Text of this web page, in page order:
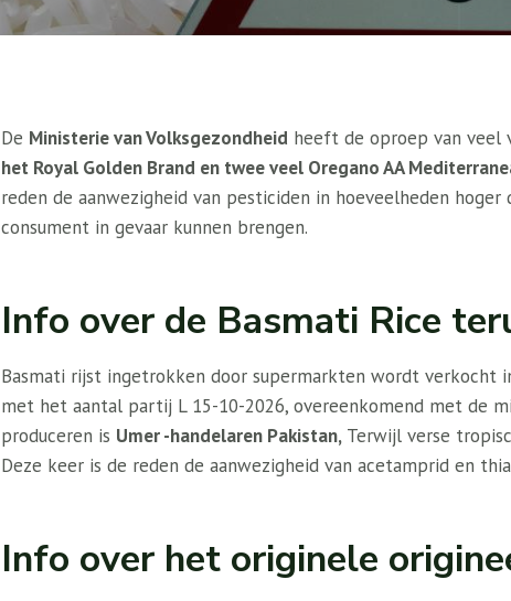
De Ministerie van Volksgezondheid heeft de oproep van veel
het Royal Golden Brand en twee veel Oregano AA
reden de aanwezigheid van pesticiden in hoeveelheden
consument in gevaar kunnen brengen.
Info over de Basmati Rice
Basmati rijst ingetrokken door supermarkten wordt verkocht
met het aantal partij L 15-10-2026, overeenkomend met de
produceren is Umer -handelaren Pakistan, Terwijl verse
Deze keer is de reden de aanwezigheid van acetamprid en
Info over het originele